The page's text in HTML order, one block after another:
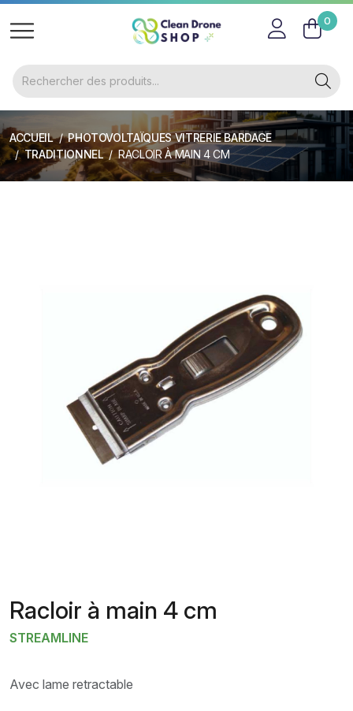
0
ACCUEIL
PHOTOVOLTAÏQUES VITRERIE BARDAGE
TRADITIONNEL
RACLOIR À MAIN 4 CM
Racloir à main 4 cm
STREAMLINE
Avec lame retractable